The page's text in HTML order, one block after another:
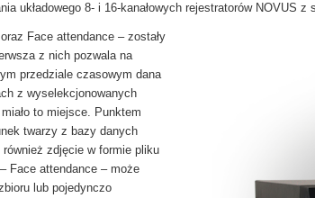
układowego 8- i 16-kanałowych rejestratorów NOVUS
Face attendance – zostały
z nich pozwala na
przedziale czasowym dana
z wyselekcjonowanych
to miejsce. Punktem
twarzy z bazy danych
zdjęcie w formie pliku
Face attendance – może
lub pojedynczo